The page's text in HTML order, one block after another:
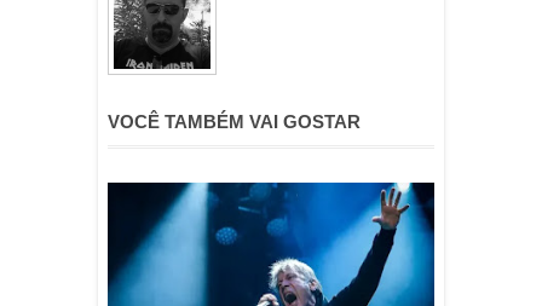
VOCÊ TAMBÉM VAI GOSTAR